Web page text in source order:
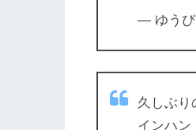
— ゆうぴ
久しぶり
インハン